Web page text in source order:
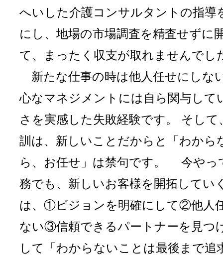
へいした介護コンサルタントの指導
にし、地場の市場調査を精査せずに
て、まったく収支が取れませんでし
新たな仕事の時は他人任せにしな
心なマネジメントには自ら関与して
さを実感した失敗経験です。 そして
訓は、新しいことだからと「わから
ら、お任せ」は禁句です。 今やっ
務でも、新しいお客様を開拓してい
は、①ビジョンを明確にして②他人
ない③信頼できるパートナーを見つ
して「わからないことは最後まで追